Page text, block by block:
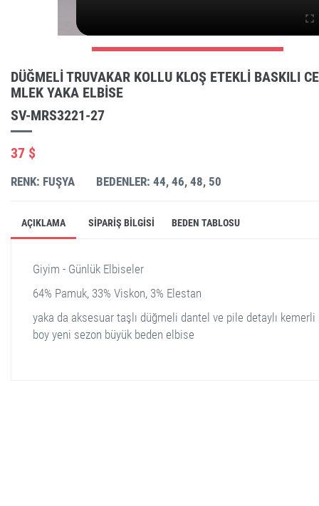
DÜĞMELI TRUVAKAR KOLLU KLOŞ ETEKLI BASKILI
MLEK YAKA ELBISE
SV-MRS3221-27
37 $
RENK: FUŞYA BEDENLER: 44, 46, 48, 50
AÇIKLAMA SIPARIŞ BILGISI BEDEN TABLOSU
Giyim - Günlük Elbiseler
64% Pamuk, 33% Viskon, 3% Elestan
yaka da aksesuar taşlı düğmeli dantel ve pile detaylı
boy yeni sezon büyük beden elbise